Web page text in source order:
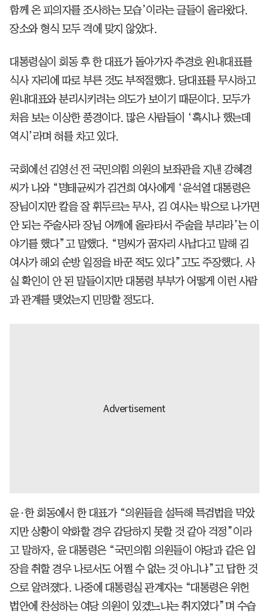
함께 온 피의자를 조사하는 모습’이라는 글들이 올라왔다.
장소와 형식 모두 격에 맞지 않았다.
대통령실이 회동 후 한 대표가 돌아가자 추경호 원내대표를
식사 자리에 따로 부른 것도 부적절했다. 당대표를 무시하고
원내대표와 분리시키려는 의도가 보이기 때문이다. 모두가
처음 보는 이상한 풍경이다. 많은 사람들이 ‘혹시나 했는데
역시’라며 혀를 차고 있다.
국회에선 김영선 전 국민의힘 의원의 보좌관을 지낸 강혜경
씨가 나와 “명태균씨가 김건희 여사에게 ‘윤석열 대통령은
장님이지만 칼을 잘 휘두르는 무사, 김 여사는 밖으로 나가면
안 되는 주술사라 장님 어깨에 올라타서 주술을 부리라’는 이
야기를 했다”고 말했다. “명씨가 꿈자리 사납다고 말해 김
여사가 해외 순방 일정을 바꾼 적도 있다”고도 주장했다. 사
실 확인이 안 된 말들이지만 대통령 부부가 어떻게 이런 사람
과 관계를 맺었는지 민망할 정도다.
윤·한 회동에서 한 대표가 “의원들을 설득해 특검법을 막았
지만 상황이 악화할 경우 감당하지 못할 것 같아 걱정”이라
고 말하자, 윤 대통령은 “국민의힘 의원들이 야당과 같은 입
장을 취할 경우 나로서도 어쩔 수 없는 것 아니냐”고 답한 것
으로 알려졌다. 나중에 대통령실 관계자는 “대통령은 위헌
법안에 찬성하는 여당 의원이 있겠느냐는 취지였다”며 수습